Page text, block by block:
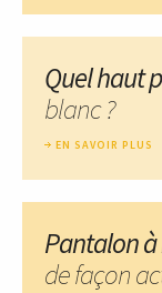
Quel haut
blanc ?
EN SAVOIR PLUS
Pantalon
de façon